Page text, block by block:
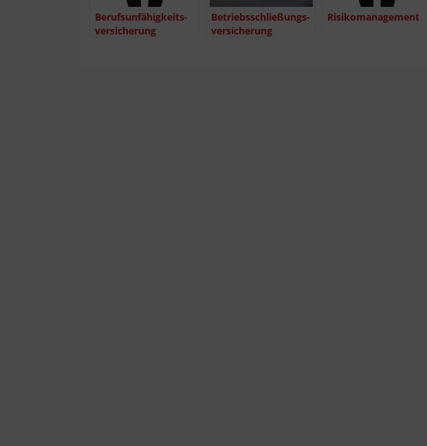
Berufs­un­fä­hig­keits­
ver­si­che­rung
Betriebs­schlie­ßungs­
ver­si­che­rung
Risi­ko­ma­nage­ment